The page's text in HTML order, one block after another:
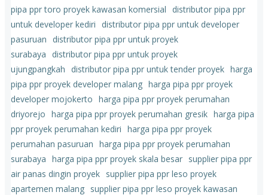
pipa ppr toro proyek kawasan komersial
distributor pipa ppr
untuk developer kediri
distributor pipa ppr untuk developer
pasuruan
distributor pipa ppr untuk proyek
surabaya
distributor pipa ppr untuk proyek
ujungpangkah
distributor pipa ppr untuk tender proyek harga
pipa ppr proyek developer malang harga pipa ppr proyek
developer mojokerto harga pipa ppr proyek perumahan
driyorejo harga pipa ppr proyek perumahan gresik harga pipa
ppr proyek perumahan kediri harga pipa ppr proyek
perumahan pasuruan harga pipa ppr proyek perumahan
surabaya harga pipa ppr proyek skala besar supplier pipa ppr
air panas dingin proyek supplier pipa ppr leso proyek
apartemen malang supplier pipa ppr leso proyek kawasan